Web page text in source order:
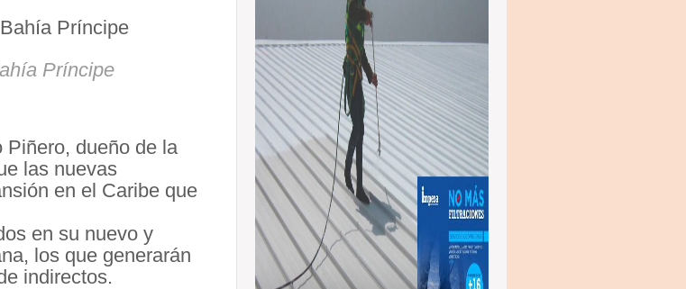
Príncipe
Piñero, dueño de la
las nuevas
en el Caribe que
en su nuevo y
los que generarán
indirectos.